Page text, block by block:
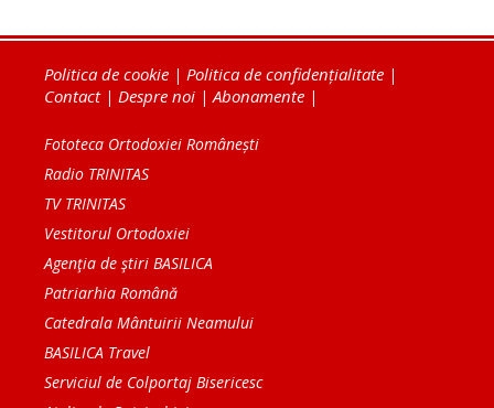
Politica de cookie | Politica de confidențialitate |
Contact| Despre noi |Abonamente |
Fototeca Ortodoxiei Românești
Radio TRINITAS
TV TRINITAS
Vestitorul Ortodoxiei
Agenţia de ştiri BASILICA
Patriarhia Română
Catedrala Mântuirii Neamului
BASILICA Travel
Serviciul de Colportaj Bisericesc